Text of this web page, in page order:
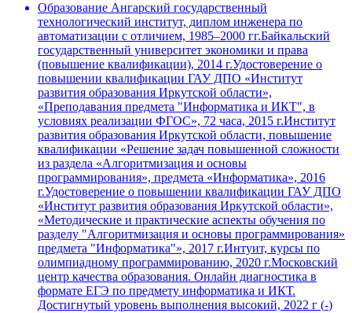
Образование Ангарский государственный
технологический институт, диплом инженера по
автоматизации с отличием, 1985–2000 гг.Байкальский
государственный университет экономики и права
(повышение квалификации), 2014 г.Удостоверение о
повышении квалификации ГАУ ДПО «Институт
развития образования Иркутской области»,
«Преподавания предмета "Информатика и ИКТ", в
условиях реализации ФГОС», 72 часа, 2015 г.Институт
развития образования Иркутской области, повышение
квалификации «Решение задач повышенной сложности
из раздела «Алгоритмизация и основы
программирования», предмета «Информатика», 2016
г.Удостоверение о повышении квалификации ГАУ ДПО
«Институт развития образования Иркутской области»,
«Методические и практические аспекты обучения по
разделу "Алгоритмизация и основы программирования»
предмета "Информатика"», 2017 г.Интуит, курсы по
олимпиадному программированию, 2020 г.Московский
центр качества образования. Онлайн диагностика в
формате ЕГЭ по предмету информатика и ИКТ.
Достигнутый уровень выполнения высокий, 2022 г (-)